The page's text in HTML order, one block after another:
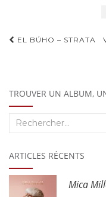
Navigation
EL BÚHO – STRATA
TROUVER UN ALBUM,
Recherche
ARTICLES RÉCENTS
Mica